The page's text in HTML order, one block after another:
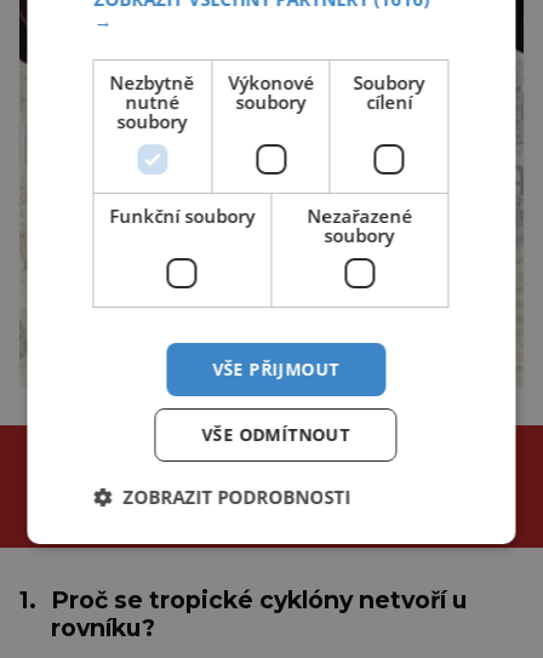
NEJČTENĚJŠÍ ČLÁNKY
za poslední
1.
Proč se tropické cyklóny netvoří u
rovníku?
→
Nezbytně
nutné
soubory
Výkonové
soubory
Soubory
cílení
Funkční soubory
Nezařazené
soubory
VŠE PŘIJMOUT
VŠE ODMÍTNOUT
ZOBRAZIT PODROBNOSTI